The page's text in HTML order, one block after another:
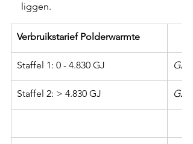
liggen.
Verbruikstarief Polderwarmte
Staffel 1: 0 - 4.830 GJ GJ
Staffel 2: > 4.830 GJ GJ